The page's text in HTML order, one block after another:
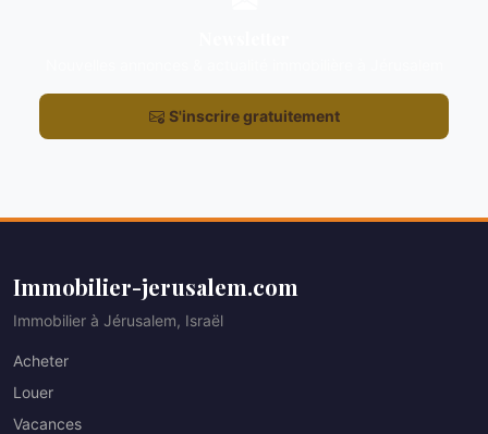
S'inscrire gratuitement
Immobilier-jerusalem.com
Immobilier à Jérusalem, Israël
Acheter
Louer
Vacances